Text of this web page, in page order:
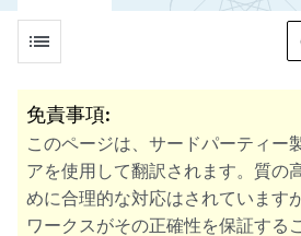
list
免責事項:
このページは、サードパーティー
アを使用して翻訳されます。質の
めに合理的な対応はされています
ワークスがその正確性を保証する